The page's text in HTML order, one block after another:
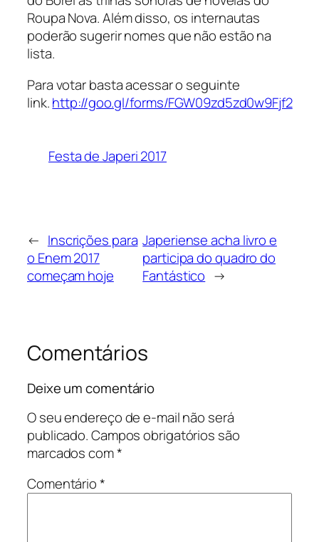
Roupa Nova. Além disso, os internautas
poderão sugerir nomes que não estão na
lista.
Para votar basta acessar o seguinte
link.http://goo.gl/forms/FGW09zd5zd0w9Fjf2
Festa de Japeri 2017
← Inscrições para
o Enem 2017
começam hoje
Japeriense acha livro e
participa do quadro do
Fantástico →
Comentários
Deixe um comentário
O seu endereço de e-mail não será
publicado.Campos obrigatórios são
marcados com*
Comentário*